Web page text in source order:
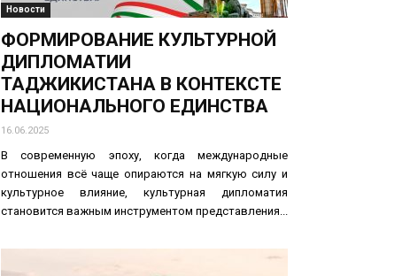
Новости
ФОРМИРОВАНИЕ КУЛЬТУРНОЙ
ДИПЛОМАТИИ
ТАДЖИКИСТАНА В КОНТЕКСТЕ
НАЦИОНАЛЬНОГО ЕДИНСТВА
16.06.2025
В современную эпоху, когда международные
отношения всё чаще опираются на мягкую силу и
культурное влияние, культурная дипломатия
становится важным инструментом представления...